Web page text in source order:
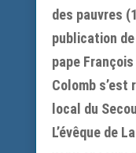
des pauvres
publication
pape
Colomb s’est
local du
L’évêque de